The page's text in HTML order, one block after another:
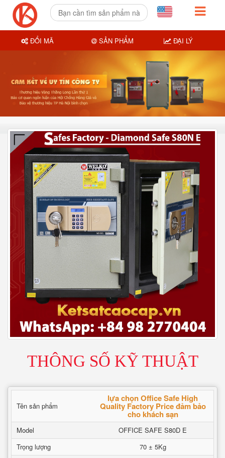
THÔNG SỐ KỸ THUẬT
Tên sản phẩm
lựa chọn Office Safe High
Quality Factory Price đảm bảo
cho khách sạn
Model
OFFICE SAFE S80D E
Trọng lượng
70 ± 5Kg
ĐỔI MÃ SẢN PHẨM ĐẠI LÝ